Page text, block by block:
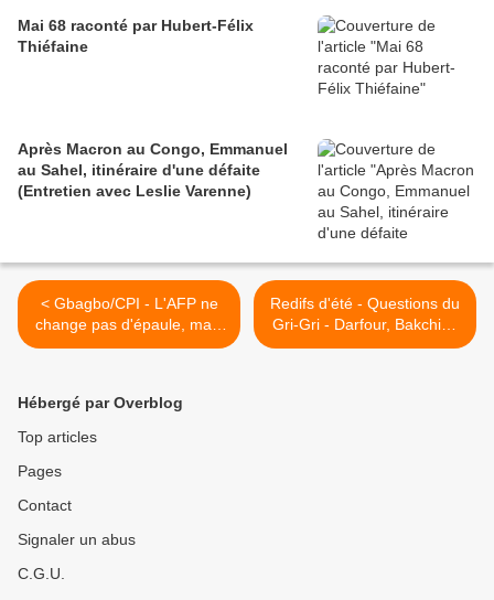
Mai 68 raconté par Hubert-Félix
Thiéfaine
Après Macron au Congo, Emmanuel
au Sahel, itinéraire d'une défaite
(Entretien avec Leslie Varenne)
< Gbagbo/CPI - L'AFP ne
change pas d'épaule, mais
déjà de fusil
Redifs d'été - Questions du
Gri-Gri - Darfour, Bakchich
et Togo >
Hébergé par Overblog
Top articles
Pages
Contact
Signaler un abus
C.G.U.